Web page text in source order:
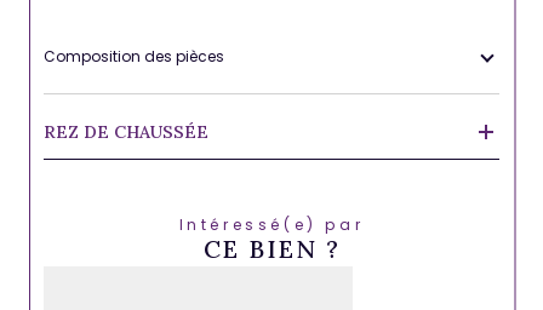
Composition des pièces
REZ DE CHAUSSÉE
Intéressé(e) par
CE BIEN ?